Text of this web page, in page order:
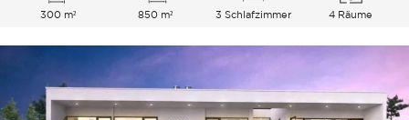
300 m² 850 m² 3 Schlafzimmer 4 Räume